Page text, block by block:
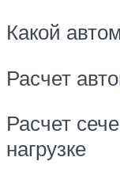
Какой
Расчет
Расчет
нагрузке